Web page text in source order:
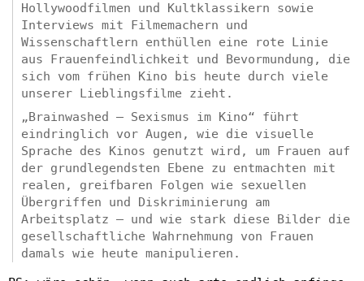
Hollywoodfilmen und Kultklassikern sowie
Interviews mit Filmemachern und
Wissenschaftlern enthüllen eine rote Linie
aus Frauenfeindlichkeit und Bevormundung, die
sich vom frühen Kino bis heute durch viele
unserer Lieblingsfilme zieht.
„Brainwashed – Sexismus im Kino“ führt
eindringlich vor Augen, wie die visuelle
Sprache des Kinos genutzt wird, um Frauen auf
der grundlegendsten Ebene zu entmachten mit
realen, greifbaren Folgen wie sexuellen
Übergriffen und Diskriminierung am
Arbeitsplatz – und wie stark diese Bilder die
gesellschaftliche Wahrnehmung von Frauen
damals wie heute manipulieren.